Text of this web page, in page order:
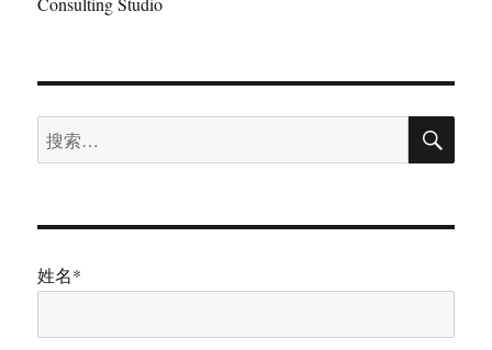
搜
索：
搜
姓名*